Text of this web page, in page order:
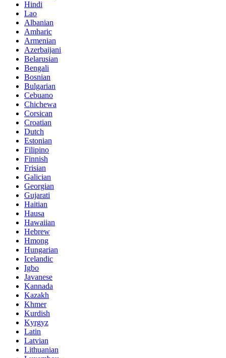
Hindi
Lao
Albanian
Amharic
Armenian
Azerbaijani
Belarusian
Bengali
Bosnian
Bulgarian
Cebuano
Chichewa
Corsican
Croatian
Dutch
Estonian
Filipino
Finnish
Frisian
Galician
Georgian
Gujarati
Haitian
Hausa
Hawaiian
Hebrew
Hmong
Hungarian
Icelandic
Igbo
Javanese
Kannada
Kazakh
Khmer
Kurdish
Kyrgyz
Latin
Latvian
Lithuanian